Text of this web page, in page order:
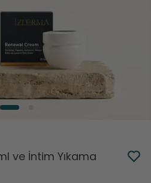
ve İntim Yıkama